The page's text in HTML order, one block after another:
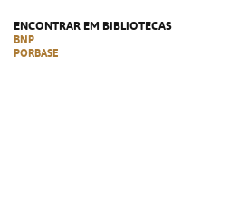
ENCONTRAR EM BIBLIOTECAS
BNP
PORBASE